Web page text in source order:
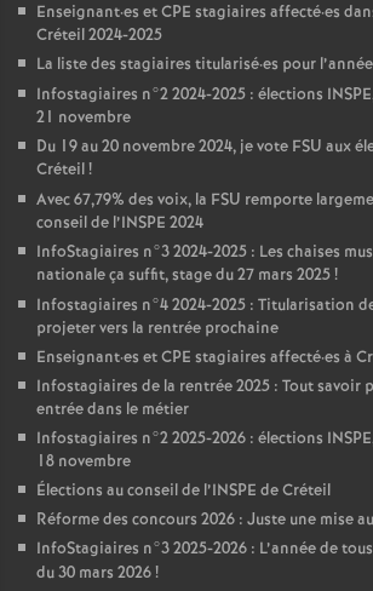
Enseignant·es etCPE stagiaires affecté·es
Créteil 2024-2025
La liste des stagiaires titularisé·es pour
Infostagiaires n°2 2024-2025 : élections INSPE
21 novembre
Du 19 au 20 novembre 2024, je vote FSU aux
Créteil!
Avec 67,79% des voix, la FSU remporte
conseil de l’INSPE 2024
InfoStagiaires n°3 2024-2025 : Les chaises
nationale ça suffit, stage du 27 mars 2025!
Infostagiaires n°4 2024-2025 : Titularisation
projeter vers la rentrée prochaine
Enseignant·es etCPE stagiaires affecté·es à
Infostagiaires de la rentrée 2025 : Tout savoir
entrée dans le métier
Infostagiaires n°2 2025-2026 : élections INSPE
18 novembre
Élections au conseil de l’INSPE de Créteil
Réforme des concours 2026 : Juste une mise
InfoStagiaires n°3 2025-2026 : L’année de
du 30 mars 2026!